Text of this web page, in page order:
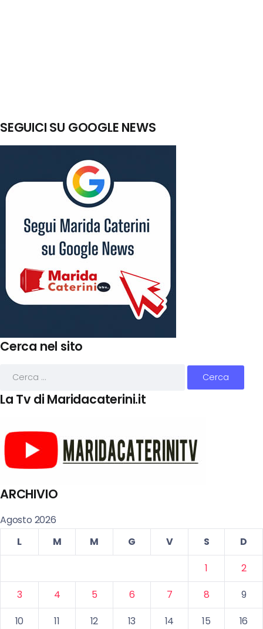
SEGUICI SU GOOGLE NEWS
Cerca nel sito
La Tv di Maridacaterini.it
ARCHIVIO
Agosto 2026
L
M M G V S
D
1
2
3
4 5 6 7 8
9
10
11 12 13 14 15
16